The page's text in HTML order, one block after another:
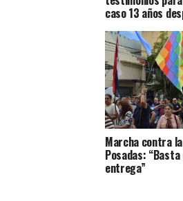
caso 13 años
Marcha contra
Posadas:
entrega”